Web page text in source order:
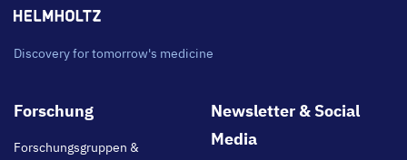
Discovery for tomorrow's medicine
Footer
Forschung
Forschungsgruppen &
Newsletter & Social
Media